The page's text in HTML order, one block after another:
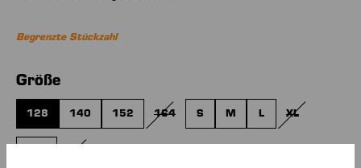
Begrenzte Stückzahl
Größeauswählen
128 140 152 164
(DIESE OPTION IST ZURZEIT NICHT
S M L XL